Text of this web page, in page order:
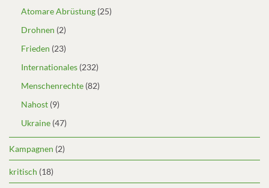
Atomare Abrüstung (25)
Drohnen (2)
Frieden (23)
Internationales (232)
Menschenrechte (82)
Nahost (9)
Ukraine (47)
Kampagnen (2)
kritisch (18)